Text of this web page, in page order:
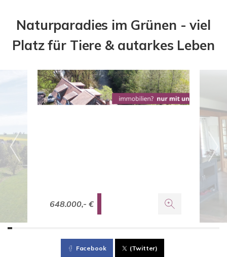
Naturparadies im Grünen - viel
Platz für Tiere & autarkes Leben
648.000,- €
Facebook (Twitter)